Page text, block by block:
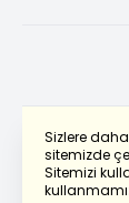
Sizlere
sitemizde
Sitemizi